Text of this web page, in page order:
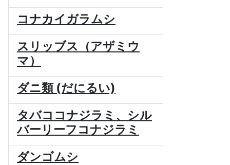
コナカイガラムシ
スリッブス（アザミウ
マ）
ダニ類 (だにるい)
タバココナジラミ、シル
バーリーフコナジラミ
ダンゴムシ